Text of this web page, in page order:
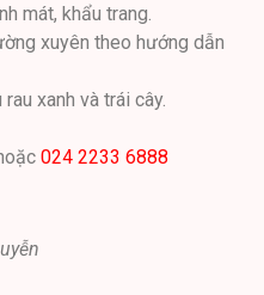
mát, khẩu trang.
xuyên theo hướng dẫn
xanh và trái cây.
024 2233 6888